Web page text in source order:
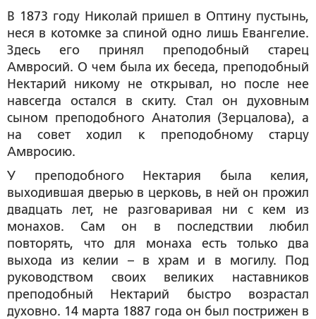
В 1873 году Николай пришел в Оптину пустынь,
неся в котомке за спиной одно лишь Евангелие.
Здесь его принял преподобный старец
Амвросий. О чем была их беседа, преподобный
Нектарий никому не открывал, но после нее
навсегда остался в скиту. Стал он духовным
сыном преподобного Анатолия (Зерцалова), а
на совет ходил к преподобному старцу
Амвросию.
У преподобного Нектария была келия,
выходившая дверью в церковь, в ней он прожил
двадцать лет, не разговаривая ни с кем из
монахов. Сам он в последствии любил
повторять, что для монаха есть только два
выхода из келии – в храм и в могилу. Под
руководством своих великих наставников
преподобный Нектарий быстро возрастал
духовно. 14 марта 1887 года он был пострижен в